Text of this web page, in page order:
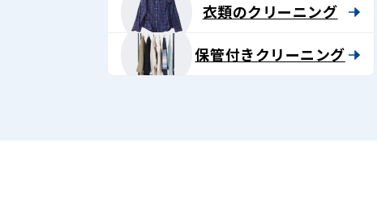
衣類のクリーニング
保管付きクリーニング